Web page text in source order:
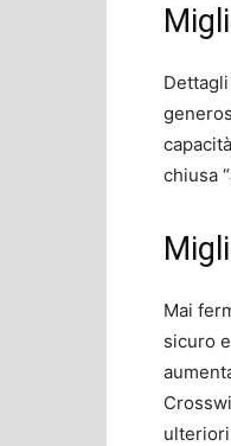
chiusa
Mai
sicuro